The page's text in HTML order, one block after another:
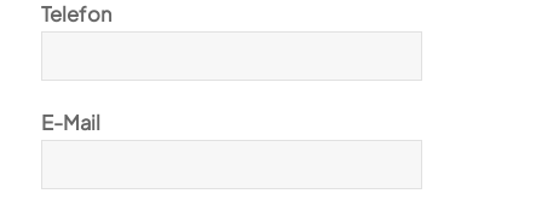
Telefon
E-Mail